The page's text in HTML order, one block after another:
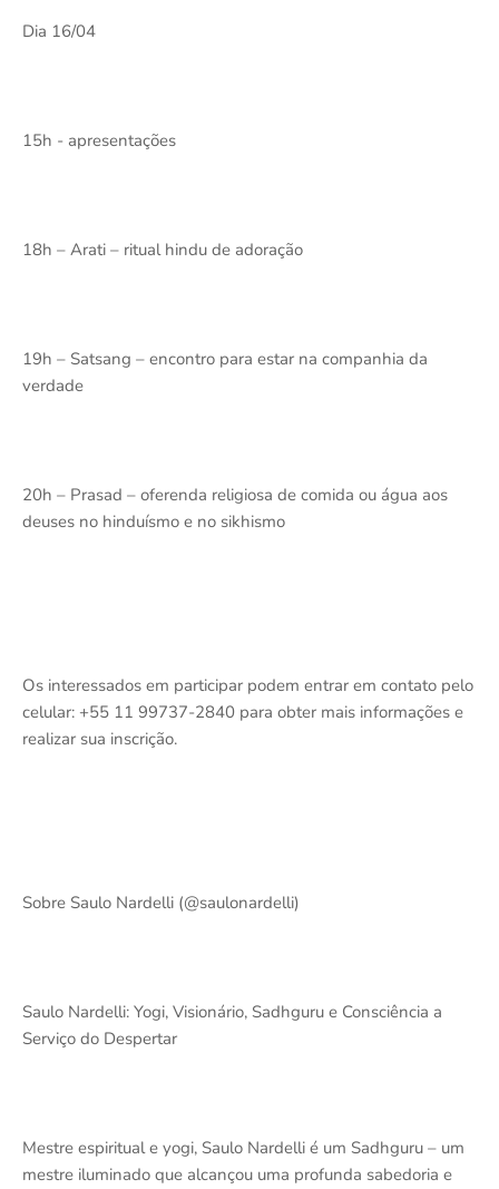
Dia 16/04
15h - apresentações
18h – Arati – ritual hindu de adoração
19h – Satsang – encontro para estar na companhia da
verdade
20h – Prasad – oferenda religiosa de comida ou água aos
deuses no hinduísmo e no sikhismo
Os interessados em participar podem entrar em contato pelo
celular: +55 11 99737-2840 para obter mais informações e
realizar sua inscrição.
Sobre Saulo Nardelli (@saulonardelli)
Saulo Nardelli: Yogi, Visionário, Sadhguru e Consciência a
Serviço do Despertar
Mestre espiritual e yogi, Saulo Nardelli é um Sadhguru – um
mestre iluminado que alcançou uma profunda sabedoria e